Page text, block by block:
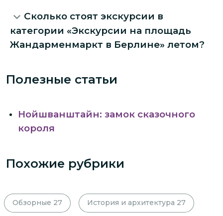
Сколько стоят экскурсии в
категории «Экскурсии на площадь
Жандарменмаркт в Берлине» летом?
Полезные статьи
Нойшванштайн: замок сказочного
короля
Похожие рубрики
Обзорные 27 История и архитектура 27